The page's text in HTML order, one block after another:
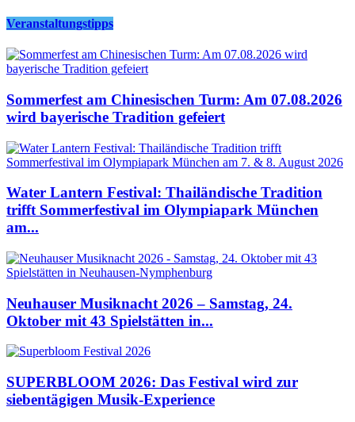
Veranstaltungstipps
Sommerfest am Chinesischen Turm: Am 07.08.2026
wird bayerische Tradition gefeiert
Water Lantern Festival: Thailändische Tradition
trifft Sommerfestival im Olympiapark München
am...
Neuhauser Musiknacht 2026 – Samstag, 24.
Oktober mit 43 Spielstätten in...
SUPERBLOOM 2026: Das Festival wird zur
siebentägigen Musik-Experience